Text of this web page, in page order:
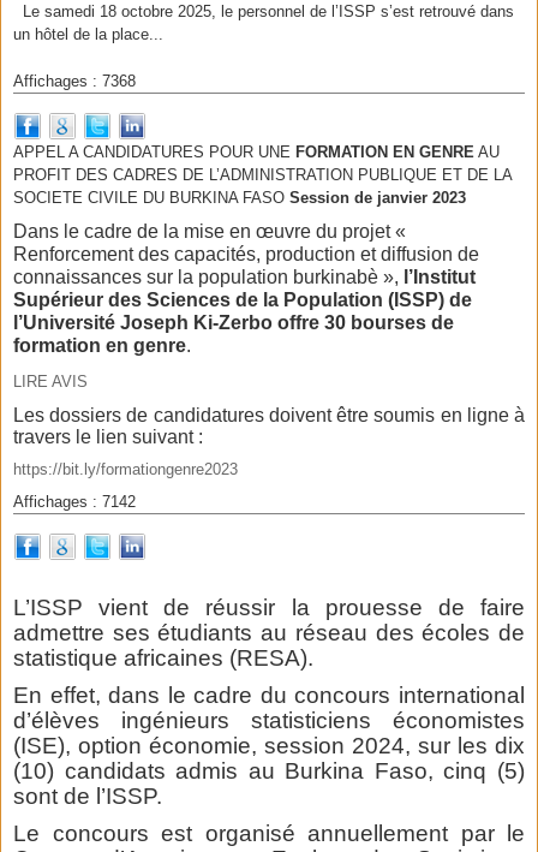
Le samedi 18 octobre 2025, le personnel de l’ISSP s’est retrouvé dans
un hôtel de la place...
Affichages : 7368
APPEL A CANDIDATURES POUR UNE FORMATION EN GENRE AU
PROFIT DES CADRES DE L’ADMINISTRATION PUBLIQUE ET DE LA
SOCIETE CIVILE DU BURKINA FASO Session de janvier 2023
Dans le cadre de la mise en œuvre du projet «
Renforcement des capacités, production et diffusion de
connaissances sur la population burkinabè », l’Institut
Supérieur des Sciences de la Population (ISSP) de
l’Université Joseph Ki-Zerbo offre 30 bourses de
formation en genre.
LIRE AVIS
Les dossiers de candidatures doivent être soumis en ligne à
travers le lien suivant :
https://bit.ly/formationgenre2023
Affichages : 7142
L’ISSP vient de réussir la prouesse de faire
admettre ses étudiants au réseau des écoles de
statistique africaines (RESA).
En effet, dans le cadre du concours international
d’élèves ingénieurs statisticiens économistes
(ISE), option économie, session 2024, sur les dix
(10) candidats admis au Burkina Faso, cinq (5)
sont de l’ISSP.
Le concours est organisé annuellement par le